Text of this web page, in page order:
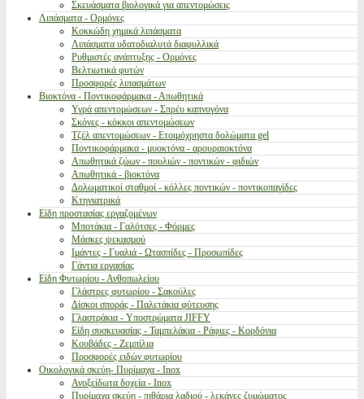
Σκευάσματα βιολογικά για απεντομώσεις
Λιπάσματα - Ορμόνες
Κοκκώδη χημικά λιπάσματα
Λιπάσματα υδατοδιαλυτά διαφυλλικά
Ρυθμιστές ανάπτυξης - Ορμόνες
Βελτιωτικά φυτών
Προσφορές λιπασμάτων
Βιοκτόνα - Ποντικοφάρμακα - Απωθητικά
Υγρά απεντομώσεων - Σπρέυ καπνογόνα
Σκόνες - κόκκοι απεντομώσεων
Τζέλ απεντομώσεων - Ετοιμόχρηστα δολώματα gel
Ποντικοφάρμακα - μυοκτόνα - αρουραιοκτόνα
Απωθητικά ζώων - πουλιών - ποντικών - φιδιών
Απωθητικά - βιοκτόνα
Δολωματικοί σταθμοί - κόλλες ποντικών - ποντικοπαγίδες
Κτηνιατρικά
Είδη προστασίας εργαζομένων
Μποτάκια - Γαλότσες - Φόρμες
Μάσκες ψεκασμού
Ιμάντες - Γυαλιά - Ωτασπίδες - Προσωπίδες
Γάντια εργασίας
Είδη Φυτωρίου - Ανθοπωλείου
Γλάστρες φυτωρίου - Σακούλες
Δίσκοι σποράς - Παλετάκια φύτευσης
Γλαστράκια - Υποστρώματα JIFFY
Είδη συσκευασίας - Ταμπελάκια - Ράφιες - Κορδόνια
Κουβάδες - Ζεμπίλια
Προσφορές ειδών φυτωρίου
Οικολογικά σκεύη- Πυρίμαχα - Inox
Ανοξείδωτα δοχεία - Inox
Πυρίμαχα σκεύη - πιθάρια λαδιού - λεκάνες ζυμώματος